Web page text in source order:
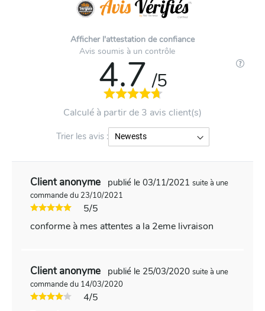
Afficher l'attestation de confiance
Avis soumis à un contrôle
4.7 /5
Calculé à partir de 3 avis client(s)
Trier les avis :
Client anonyme publié le 03/11/2021 suite à une
commande du 23/10/2021
5/5
conforme à mes attentes a la 2eme livraison
Client anonyme publié le 25/03/2020 suite à une
commande du 14/03/2020
4/5